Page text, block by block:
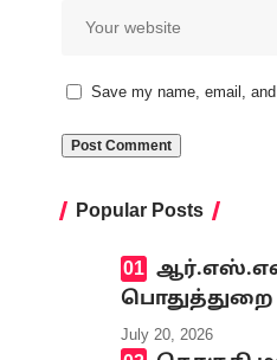
Save my name, email,
Popular Posts
பொதுத்துறை
July 20, 2026